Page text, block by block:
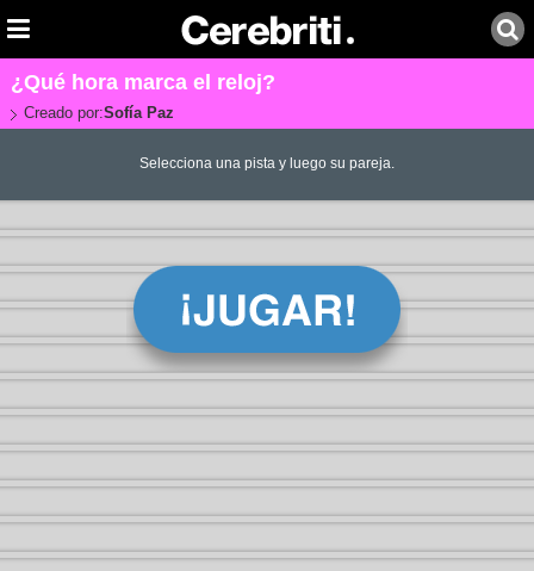
¿Qué hora marca el reloj?
Creado por:Sofía Paz
Selecciona una pista y luego su pareja.